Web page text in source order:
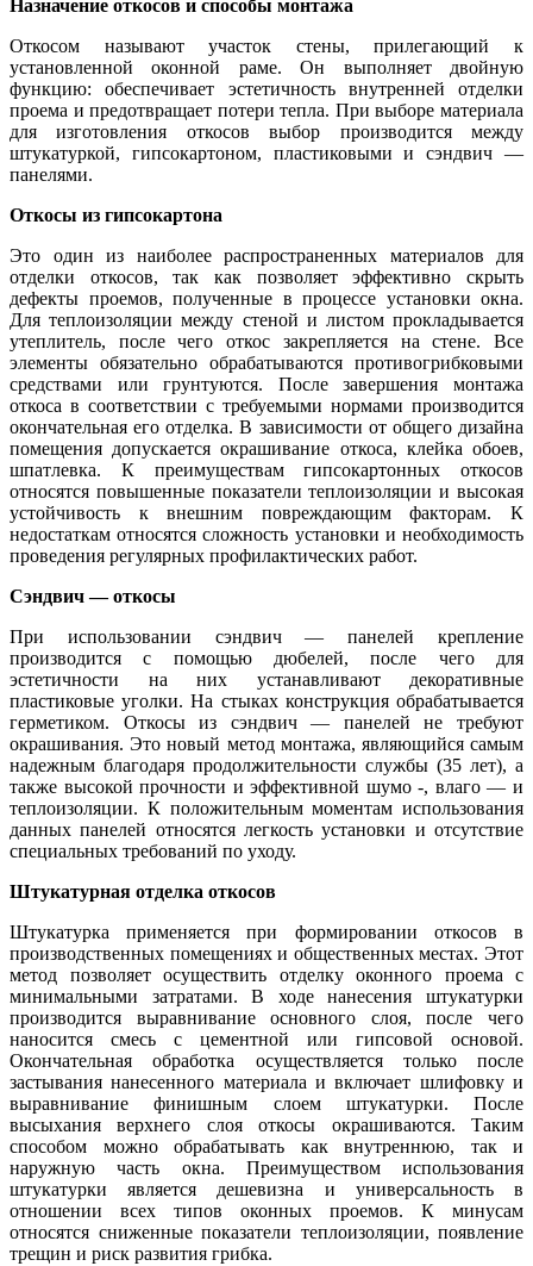
Назначение откосов и способы монтажа
Откосом называют участок стены, прилегающий к
установленной оконной раме. Он выполняет двойную
функцию: обеспечивает эстетичность внутренней отделки
проема и предотвращает потери тепла. При выборе материала
для изготовления откосов выбор производится между
штукатуркой, гипсокартоном, пластиковыми и сэндвич —
панелями.
Откосы из гипсокартона
Это один из наиболее распространенных материалов для
отделки откосов, так как позволяет эффективно скрыть
дефекты проемов, полученные в процессе установки окна.
Для теплоизоляции между стеной и листом прокладывается
утеплитель, после чего откос закрепляется на стене. Все
элементы обязательно обрабатываются противогрибковыми
средствами или грунтуются. После завершения монтажа
откоса в соответствии с требуемыми нормами производится
окончательная его отделка. В зависимости от общего дизайна
помещения допускается окрашивание откоса, клейка обоев,
шпатлевка. К преимуществам гипсокартонных откосов
относятся повышенные показатели теплоизоляции и высокая
устойчивость к внешним повреждающим факторам. К
недостаткам относятся сложность установки и необходимость
проведения регулярных профилактических работ.
Сэндвич — откосы
При использовании сэндвич — панелей крепление
производится с помощью дюбелей, после чего для
эстетичности на них устанавливают декоративные
пластиковые уголки. На стыках конструкция обрабатывается
герметиком. Откосы из сэндвич — панелей не требуют
окрашивания. Это новый метод монтажа, являющийся самым
надежным благодаря продолжительности службы (35 лет), а
также высокой прочности и эффективной шумо -, влаго — и
теплоизоляции. К положительным моментам использования
данных панелей относятся легкость установки и отсутствие
специальных требований по уходу.
Штукатурная отделка откосов
Штукатурка применяется при формировании откосов в
производственных помещениях и общественных местах. Этот
метод позволяет осуществить отделку оконного проема с
минимальными затратами. В ходе нанесения штукатурки
производится выравнивание основного слоя, после чего
наносится смесь с цементной или гипсовой основой.
Окончательная обработка осуществляется только после
застывания нанесенного материала и включает шлифовку и
выравнивание финишным слоем штукатурки. После
высыхания верхнего слоя откосы окрашиваются. Таким
способом можно обрабатывать как внутреннюю, так и
наружную часть окна. Преимуществом использования
штукатурки является дешевизна и универсальность в
отношении всех типов оконных проемов. К минусам
относятся сниженные показатели теплоизоляции, появление
трещин и риск развития грибка.